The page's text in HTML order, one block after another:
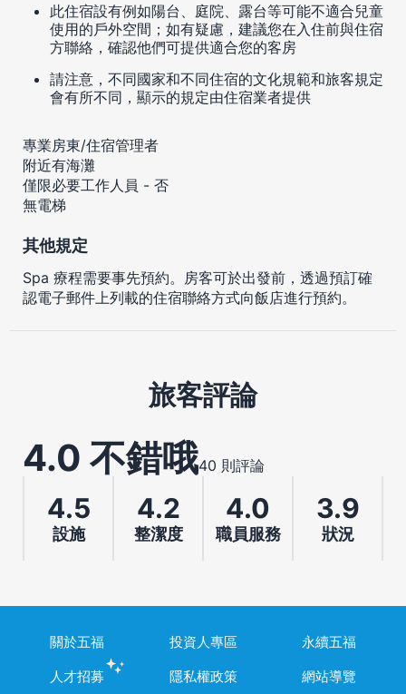
此住宿設有例如陽台、庭院、露台等可能不適合兒童
使用的戶外空間；如有疑慮，建議您在入住前與住宿
方聯絡，確認他們可提供適合您的客房
請注意，不同國家和不同住宿的文化規範和旅客規定
會有所不同，顯示的規定由住宿業者提供
專業房東/住宿管理者
附近有海灘
僅限必要工作人員 - 否
無電梯
其他規定
Spa 療程需要事先預約。房客可於出發前，透過預訂確
認電子郵件上列載的住宿聯絡方式向飯店進行預約。
旅客評論
4.0 不錯哦40 則評論
4.5
設施
4.2
整潔度
4.0
職員服務
3.9
狀況
關於五福 投資人專區
永續五福
人才招募
隱私權政策 網站導覽